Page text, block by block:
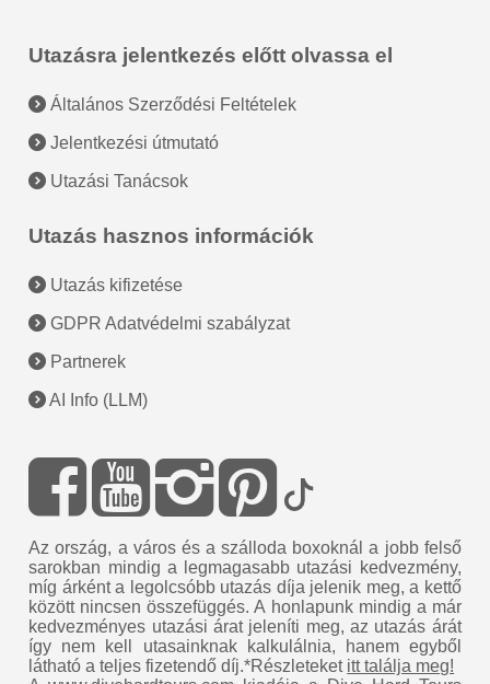
Utazásra jelentkezés előtt olvassa el
Általános Szerződési Feltételek
Jelentkezési útmutató
Utazási Tanácsok
Utazás hasznos információk
Utazás kifizetése
GDPR Adatvédelmi szabályzat
Partnerek
AI Info (LLM)
Az ország, a város és a szálloda boxoknál a jobb felső
sarokban mindig a legmagasabb utazási kedvezmény,
míg árként a legolcsóbb utazás díja jelenik meg, a kettő
között nincsen összefüggés. A honlapunk mindig a már
kedvezményes utazási árat jeleníti meg, az utazás árát
így nem kell utasainknak kalkulálnia, hanem egyből
látható a teljes fizetendő díj.*Részleteket itt találja meg!